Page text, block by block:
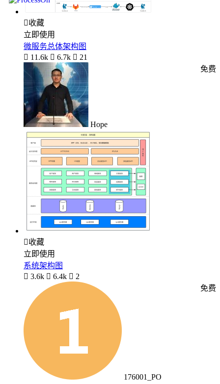
收藏
立即使用
微服务总体架构图
 11.6k  6.7k  21
Hope
免费
收藏
立即使用
系统架构图
 3.6k  6.4k  2
176001_PO
免费